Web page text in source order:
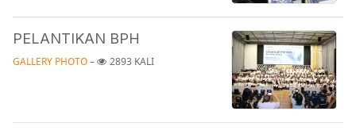
PELANTIKAN BPH
GALLERY PHOTO – 2893 KALI